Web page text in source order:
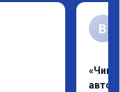
В
«Чип